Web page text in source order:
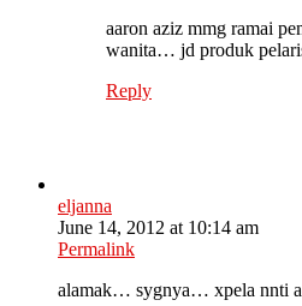
aaron aziz mmg ramai
wanita… jd produk
Reply
eljanna
June 14, 2012 at 10:14 am
Permalink
alamak… sygnya… xpela nnti